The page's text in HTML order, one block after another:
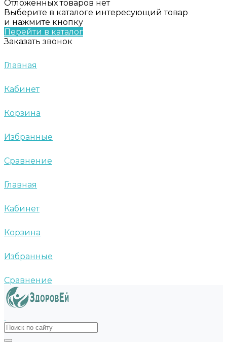
Отложенных товаров нет
Выберите в каталоге интересующий товар
и нажмите кнопку
Перейти в каталог
Заказать звонок
Главная
Кабинет
Корзина
Избранные
Сравнение
Главная
Кабинет
Корзина
Избранные
Сравнение